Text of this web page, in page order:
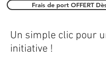
Frais de port OFFERT
Un simple clic pour
initiative !